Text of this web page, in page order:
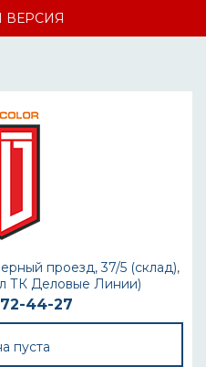
ВЕРСИЯ
проезд, 37/5 (склад),
ТК Деловые Линии)
44-27
пуста